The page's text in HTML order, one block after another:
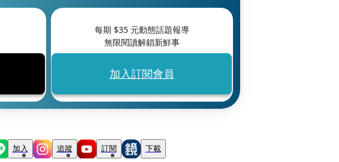
每期 $35元動態話題報導
無限閱讀解鎖新鮮事
加入訂閱會員
加入 追蹤 訂閱 下載